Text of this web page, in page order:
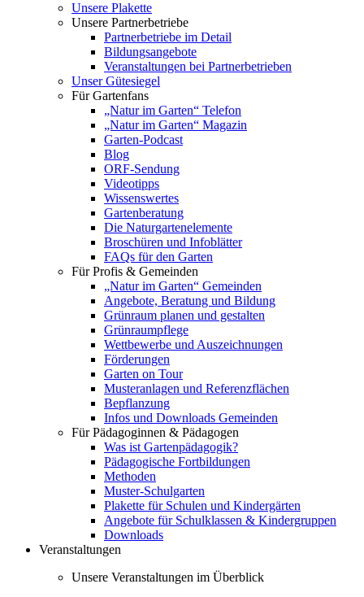
Unsere Plakette
Unsere Partnerbetriebe
Partnerbetriebe im Detail
Bildungsangebote
Veranstaltungen bei Partnerbetrieben
Unser Gütesiegel
Für Gartenfans
„Natur im Garten“ Telefon
„Natur im Garten“ Magazin
Garten-Podcast
Blog
ORF-Sendung
Videotipps
Wissenswertes
Gartenberatung
Die Naturgartenelemente
Broschüren und Infoblätter
FAQs für den Garten
Für Profis & Gemeinden
„Natur im Garten“ Gemeinden
Angebote, Beratung und Bildung
Grünraum planen und gestalten
Grünraumpflege
Wettbewerbe und Auszeichnungen
Förderungen
Garten on Tour
Musteranlagen und Referenzflächen
Bepflanzung
Infos und Downloads Gemeinden
Für Pädagoginnen & Pädagogen
Was ist Gartenpädagogik?
Pädagogische Fortbildungen
Methoden
Muster-Schulgarten
Plakette für Schulen und Kindergärten
Angebote für Schulklassen & Kindergruppen
Downloads
Veranstaltungen
Unsere Veranstaltungen im Überblick